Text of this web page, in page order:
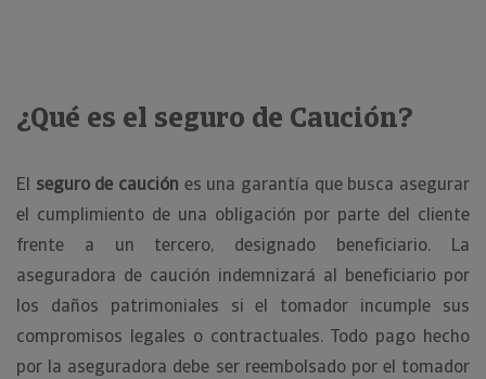
¿Qué es el seguro de Caución?
El seguro de caución es una garantía que busca asegurar
el cumplimiento de una obligación por parte del cliente
frente a un tercero, designado beneficiario. La
aseguradora de caución indemnizará al beneficiario por
los daños patrimoniales si el tomador incumple sus
compromisos legales o contractuales. Todo pago hecho
por la aseguradora debe ser reembolsado por el tomador